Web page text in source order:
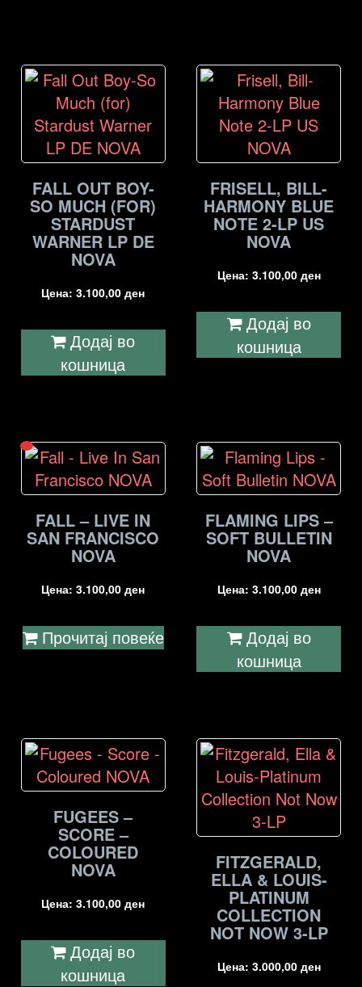
FALL OUT BOY-
SO MUCH (FOR)
STARDUST
WARNER LP DE
NOVA
Цена:3.100,00ден
Додај во
кошница
FRISELL, BILL-
HARMONY BLUE
NOTE 2-LP US
NOVA
Цена: 3.100,00 ден
Додај во
кошница
FALL – LIVE IN
SAN FRANCISCO
NOVA
Цена:3.100,00ден
Прочитај повеќе
FLAMING LIPS –
SOFT BULLETIN
NOVA
Цена: 3.100,00 ден
Додај во
кошница
FUGEES –
SCORE –
COLOURED
NOVA
Цена:3.100,00ден
Додај во
кошница
FITZGERALD,
ELLA & LOUIS-
PLATINUM
COLLECTION
NOT NOW 3-LP
Цена: 3.000,00 ден